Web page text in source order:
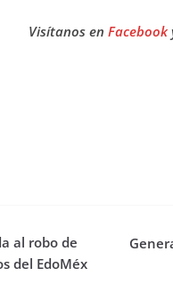
Visítanos en Facebook
al robo de
del EdoMéx